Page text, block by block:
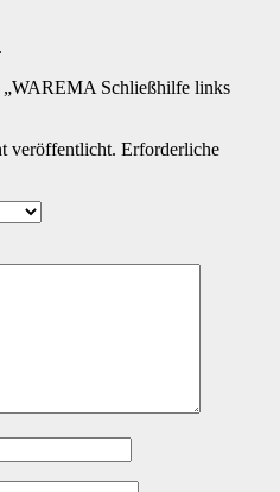
„WAREMA Schließhilfe links
veröffentlicht. Erforderliche